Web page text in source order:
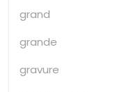
grand
grande
gravure